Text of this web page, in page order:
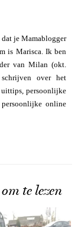
je Mamablogger
is Marisca. Ik ben
van Milan (okt.
over het
persoonlijke
online
te lezen